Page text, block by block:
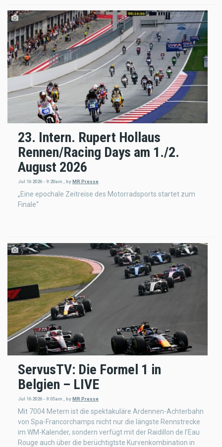
23. Intern. Rupert Hollaus
Rennen/Racing Days am 1./2.
August 2026
Jul 16 2026 - 9:20am byMR Presse
„Eine epochale Zeitreise des Motorradsports startet zum
Finale“
ServusTV: Die Formel 1 in
Belgien – LIVE
Jul 16 2026 - 9:05am byMR Presse
Mit 7004 Metern ist die spektakuläre Ardennen-Achterbahn
von Spa-Francorchamps nicht nur die längste Rennstrecke
im WM-Kalender, sondern verfügt mit der Raidillon de l’Eau
Rouge auch über die berüchtigtste Kurvenkombination in